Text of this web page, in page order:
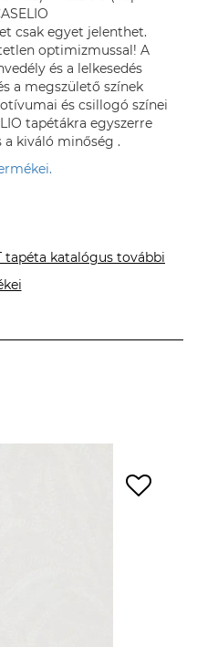
csak egyet jelenthet.
optimizmussal! A
és a lelkesedés
a megszülető színek
és csillogó színei
tapétákra egyszerre
a kiváló minőség .
tapéta katalógus további